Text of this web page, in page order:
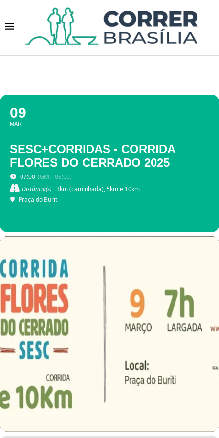
09
MAR
SESC+CORRIDAS - CORRIDA
FLORES DO CERRADO 2025
07:00 (GMT-03:00)
Distância(s) 3km (caminhada), 5km e 10km
Praça do Buriti